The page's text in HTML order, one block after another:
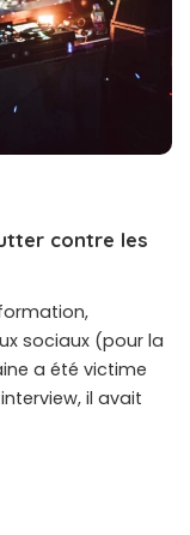
contre les
sociaux (pour la
a été victime
il avait